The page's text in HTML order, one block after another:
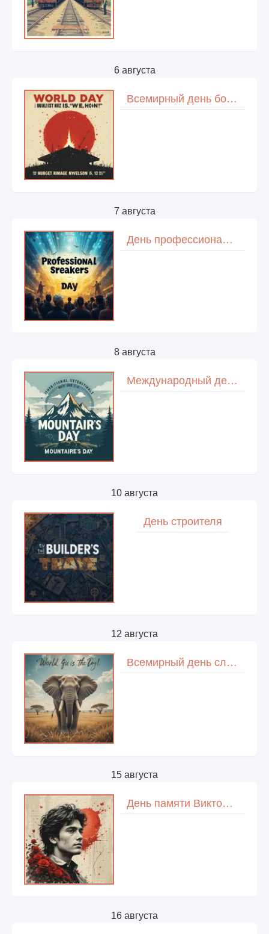
6 августа
Всемирный день борьбы за запрещение ядерного оружия (День Хиросимы)
7 августа
День профессионального оратора (Professional Speakers Day)
8 августа
Международный день альпинизма (День альпиниста)
10 августа
День строителя
12 августа
Всемирный день слонов (World Elephant Day)
15 августа
День памяти Виктора Цоя
16 августа